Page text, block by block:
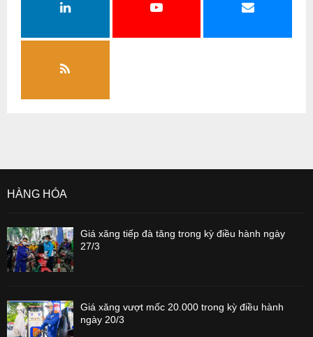
HÀNG HÓA
Giá xăng tiếp đà tăng trong kỳ điều hành ngày
27/3
Giá xăng vượt mốc 20.000 trong kỳ điều hành
ngày 20/3